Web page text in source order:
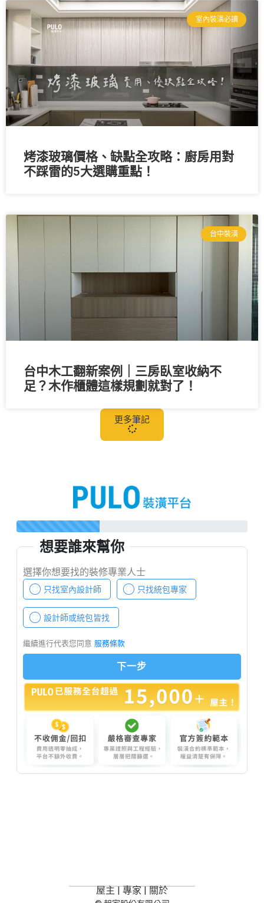
室內裝潢必讀
烤漆玻璃價格、缺點全攻略：廚房用對
不踩雷的5大選購重點！
台中裝潢
台中木工翻新案例｜三房臥室收納不
足？木作櫃體這樣規劃就對了！
更多筆記
屋主|專家|關於